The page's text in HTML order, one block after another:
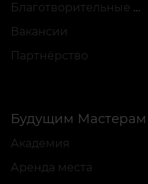
Благотворительные проекты
Вакансии
Партнёрство
Будущим Мастерам
Академия
Аренда места